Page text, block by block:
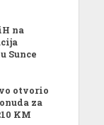
na
Sunce
otvorio
za
KM